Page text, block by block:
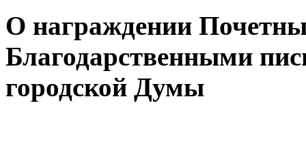
О награждении
Благодарственными
городской Думы